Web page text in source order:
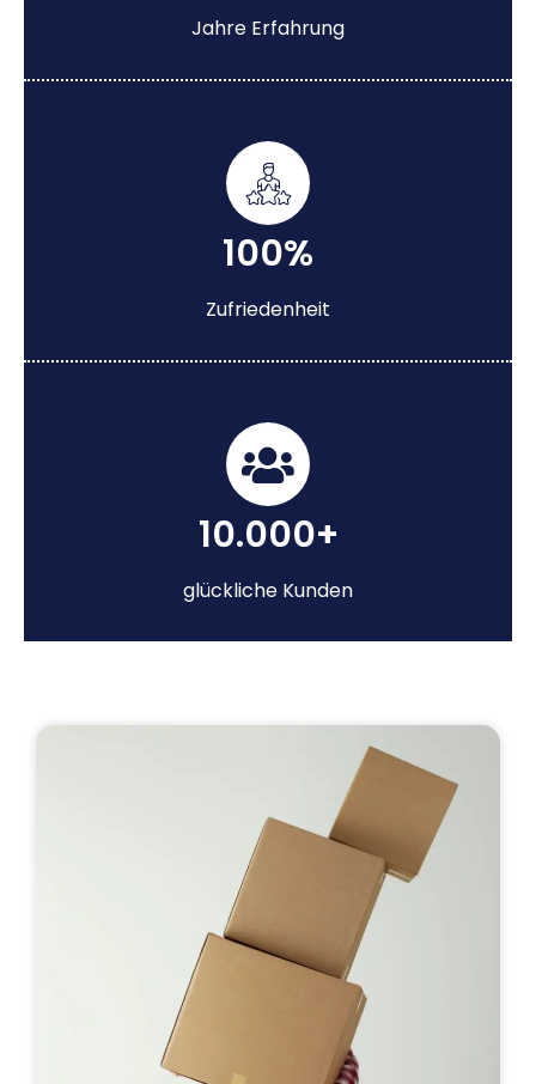
Jahre Erfahrung
100%
Zufriedenheit
10.000+
glückliche Kunden